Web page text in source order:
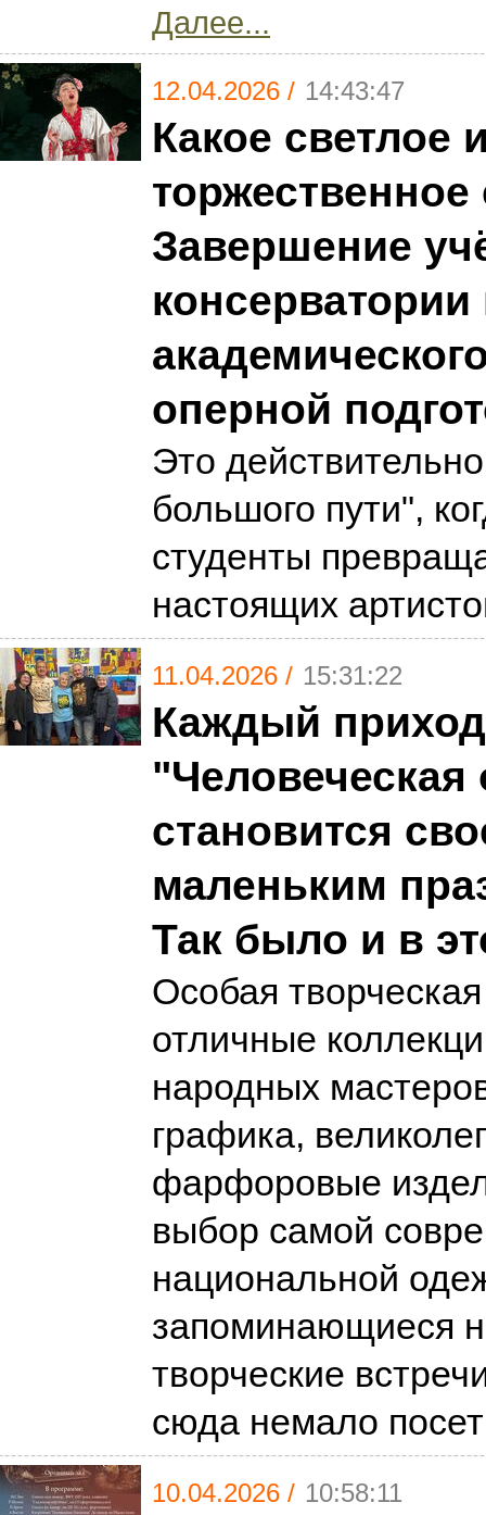
Далее...
12.04.2026 / 14:43:47
Какое светлое
Завершение
оперной
Это
большого пути",
студенты
настоящих
11.04.2026 / 15:31:22
Каждый
становится
маленьким
Так было и в
Особая
отличные
народных
графика,
фарфоровые
выбор самой
национальной
запоминающиеся
творческие
сюда немало
10.04.2026 / 10:58:11